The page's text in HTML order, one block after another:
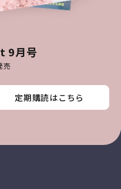
9月号
売
定期購読はこちら
定期購読はこちら
定期購読はこちら
定期購読はこちら